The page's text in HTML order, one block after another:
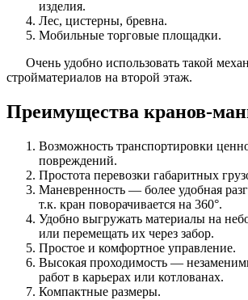
изделия.
Лес, цистерны, бревна.
Мобильные торговые площадки.
Очень удобно использовать такой
стройматериалов на второй этаж.
Преимущества кранов-
Возможность транспортировки
повреждений.
Простота перевозки габаритных
Маневренность — более удобная
т.к. кран поворачивается на 360°.
Удобно выгружать материалы на
или перемещать их через забор.
Простое и комфортное управление.
Высокая проходимость —
работ в карьерах или котлованах.
Компактные размеры.